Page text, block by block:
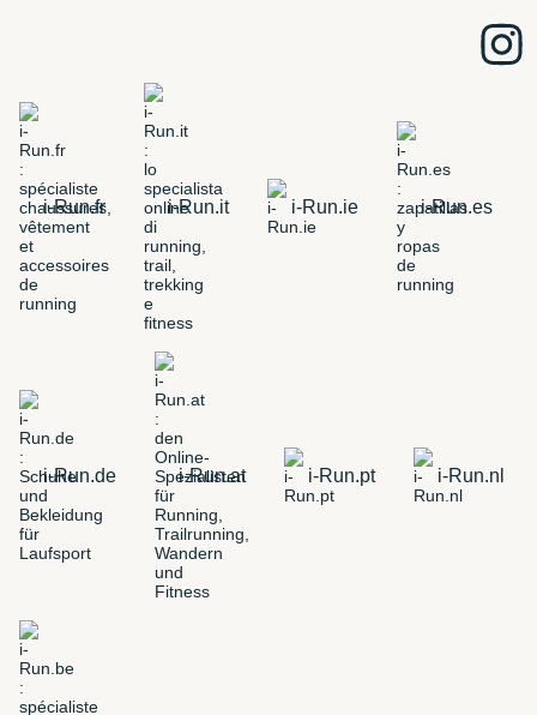
i-Run.fr i-Run.it i-Run.ie i-Run.es
i-Run.de i-Run.at i-Run.pt i-Run.nl